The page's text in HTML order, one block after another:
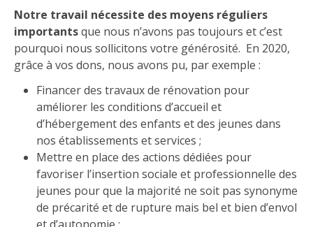
Notre travail nécessite des moyens réguliers
importantsque nous n’avons pas toujours et c’est
pourquoi nous sollicitons votre générosité. En 2020,
grâce à vos dons, nous avons pu, par exemple :
Financer des travaux de rénovation pour
améliorer les conditions d’accueil et
d’hébergement des enfants et des jeunes dans
nos établissements et services ;
Mettre en place des actions dédiées pour
favoriser l’insertion sociale et professionnelle des
jeunes pour que la majorité ne soit pas synonyme
de précarité et de rupture mais bel et bien d’envol